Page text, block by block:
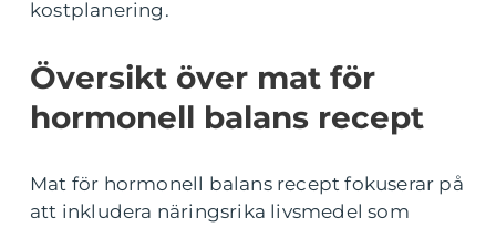
kostplanering.
Översikt över mat för
hormonell balans recept
Mat för hormonell balans recept fokuserar på
att inkludera näringsrika livsmedel som